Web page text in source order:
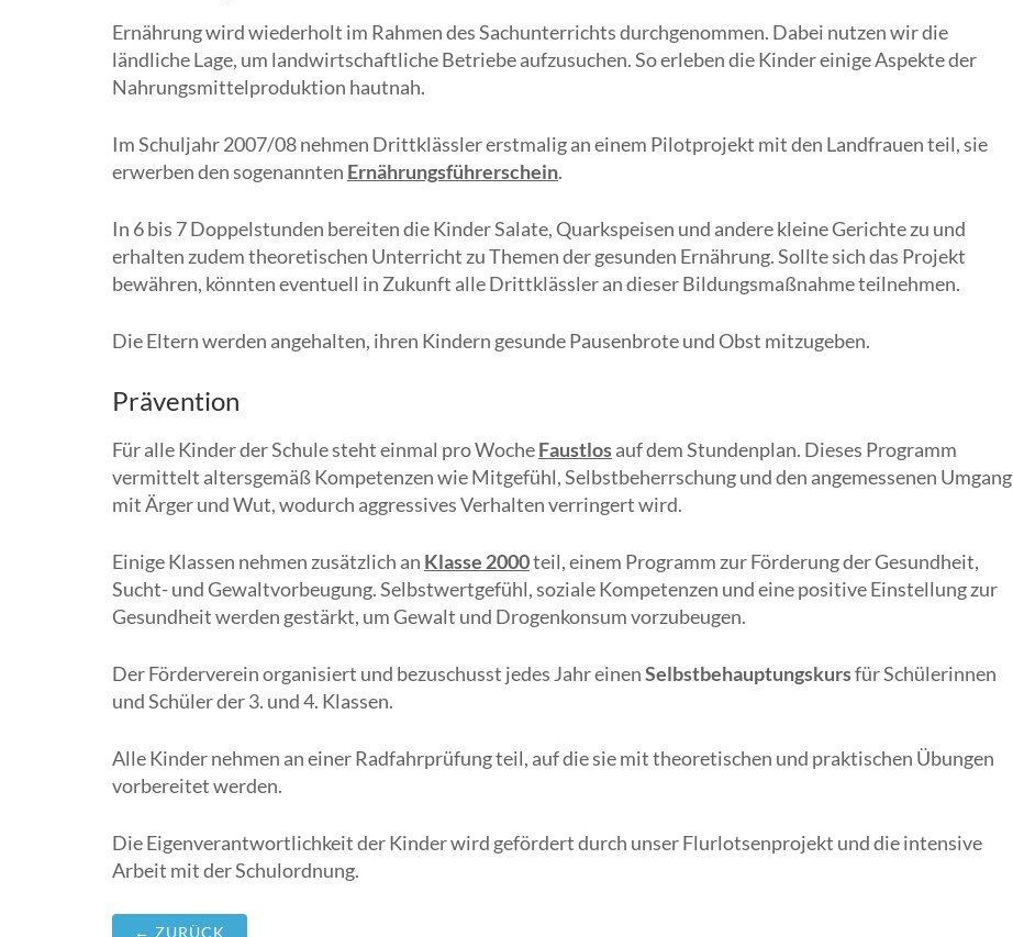
Ernährung wird wiederholt im Rahmen des Sachunterrichts durchgenommen. Dabei nutzen wir die
ländliche Lage, um landwirtschaftliche Betriebe aufzusuchen. So erleben die Kinder einige Aspekte der
Nahrungsmittelproduktion hautnah.
Im Schuljahr 2007/08 nehmen Drittklässler erstmalig an einem Pilotprojekt mit den Landfrauen teil, sie
erwerben den sogenannten Ernährungsführerschein.
In 6 bis 7 Doppelstunden bereiten die Kinder Salate, Quarkspeisen und andere kleine Gerichte zu und
erhalten zudem theoretischen Unterricht zu Themen der gesunden Ernährung. Sollte sich das Projekt
bewähren, könnten eventuell in Zukunft alle Drittklässler an dieser Bildungsmaßnahme teilnehmen.
Die Eltern werden angehalten, ihren Kindern gesunde Pausenbrote und Obst mitzugeben.
Prävention
Für alle Kinder der Schule steht einmal pro WocheFaustlosauf dem Stundenplan. Dieses Programm
vermittelt altersgemäß Kompetenzen wie Mitgefühl, Selbstbeherrschung und den angemessenen Umgang
mit Ärger und Wut, wodurch aggressives Verhalten verringert wird.
Einige Klassen nehmen zusätzlich an Klasse 2000teil, einem Programm zur Förderung der Gesundheit,
Sucht- und Gewaltvorbeugung. Selbstwertgefühl, soziale Kompetenzen und eine positive Einstellung zur
Gesundheit werden gestärkt, um Gewalt und Drogenkonsum vorzubeugen.
Der Förderverein organisiert und bezuschusst jedes Jahr einenSelbstbehauptungskursfür Schülerinnen
und Schüler der 3. und 4. Klassen.
Alle Kinder nehmen an einer Radfahrprüfung teil, auf die sie mit theoretischen und praktischen Übungen
vorbereitet werden.
Die Eigenverantwortlichkeit der Kinder wird gefördert durch unser Flurlotsenprojekt und die intensive
Arbeit mit der Schulordnung.
← ZURÜCK